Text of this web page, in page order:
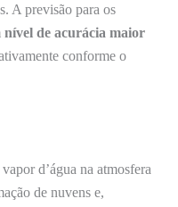
A previsão para os
nível de acurácia maior
conforme o
d’água na atmosfera
de nuvens e,